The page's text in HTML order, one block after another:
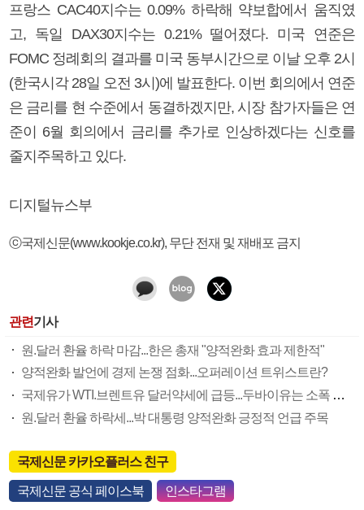
프랑스 CAC40지수는 0.09% 하락해 약보합에서 움직였
고, 독일 DAX30지수는 0.21% 떨어졌다. 미국 연준은
FOMC 정례회의 결과를 미국 동부시간으로 이날 오후 2시
(한국시각 28일 오전 3시)에 발표한다. 이번 회의에서 연준
은 금리를 현 수준에서 동결하겠지만, 시장 참가자들은 연
준이 6월 회의에서 금리를 추가로 인상하겠다는 신호를
줄지주목하고 있다.
디지털뉴스부
ⓒ국제신문(www.kookje.co.kr), 무단 전재 및 재배포 금지
관련기사
원.달러 환율 하락 마감...한은 총재 "양적완화 효과 제한적"
양적완화 발언에 경제 논쟁 점화...오퍼레이션 트위스트란?
국제유가 WTI.브렌트유 달러약세에 급등...두바이유는 소폭 내려
원.달러 환율 하락세...박 대통령 양적완화 긍정적 언급 주목
국제신문 카카오플러스 친구
국제신문 공식 페이스북 인스타그램